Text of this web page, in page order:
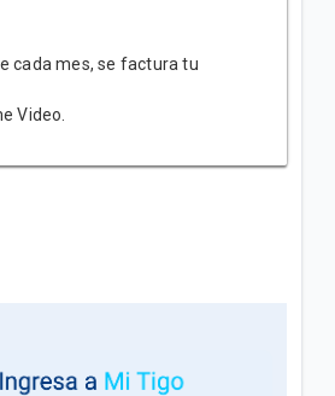
cada mes, se factura tu
Video.